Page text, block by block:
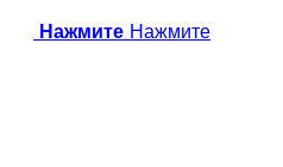
Нажмите Нажмите